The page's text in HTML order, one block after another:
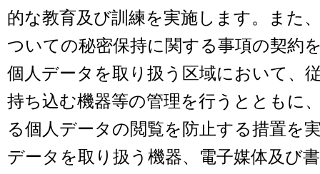
的な教育及び訓練を実施します。また
ついての秘密保持に関する事項の契約
個人データを取り扱う区域において、
持ち込む機器等の管理を行うとともに
る個人データの閲覧を防止する措置を
データを取り扱う機器、電子媒体及び